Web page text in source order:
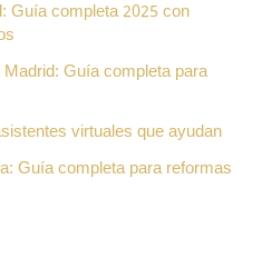
Guía completa 2025 con
Guía completa para
virtuales que ayudan
Guía completa para reformas